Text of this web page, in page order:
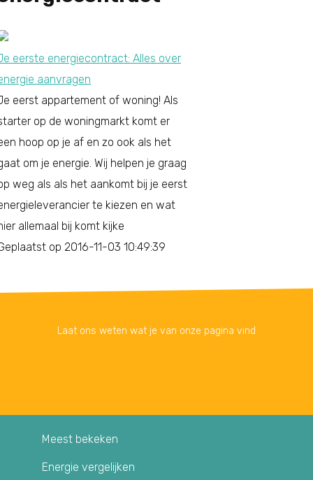
eerste energiecontract: Alles over
aanvragen
eerst appartement of woning! Als
op de woningmarkt komt er
hoop op je af en zo ook als het
om je energie. Wij helpen je graag
weg als als het aankomt bij je eerst
te kiezen en wat
allemaal bij komt kijke
op 2016-11-03 10:49:39
Laat ons weten wat je van onze pagina vind
Meest bekeken
Energie vergelijken